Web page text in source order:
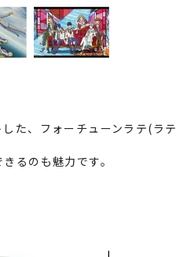
た、フォーチューンラテ(ラテ
るのも魅力です。